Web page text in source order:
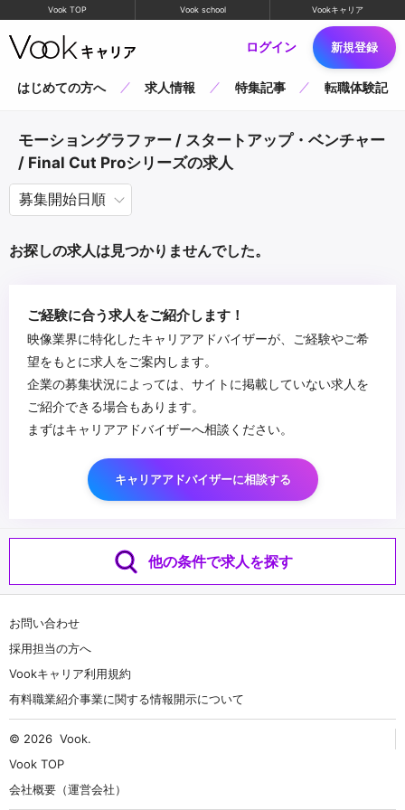
Vook TOP Vook school Vookキャリア
ログイン 新規登録
はじめての方へ 求人情報 特集記事 転職体験記
モーショングラファー / スタートアップ・ベンチャー
/ Final Cut Proシリーズの求人
お探しの求人は見つかりませんでした。
ご経験に合う求人をご紹介します！
映像業界に特化したキャリアアドバイザーが、ご経験やご希
望をもとに求人をご案内します。
企業の募集状況によっては、サイトに掲載していない求人を
ご紹介できる場合もあります。
まずはキャリアアドバイザーへ相談ください。
キャリアアドバイザーに相談する
他の条件で求人を探す
お問い合わせ
採用担当の方へ
Vookキャリア利用規約
有料職業紹介事業に関する情報開示について
© 2026 Vook.
Vook TOP
会社概要（運営会社）